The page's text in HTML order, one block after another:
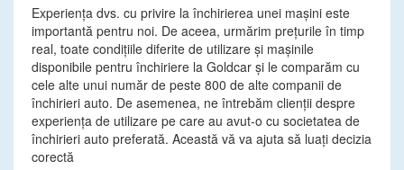
Experiența dvs. cu privire la închirierea unei mașini este
importantă pentru noi. De aceea, urmărim prețurile în timp
real, toate condițiile diferite de utilizare și mașinile
disponibile pentru închiriere la Goldcar și le comparăm cu
cele alte unui număr de peste 800 de alte companii de
închirieri auto. De asemenea, ne întrebăm clienții despre
experiența de utilizare pe care au avut-o cu societatea de
închirieri auto preferată. Această vă va ajuta să luați decizia
corectă